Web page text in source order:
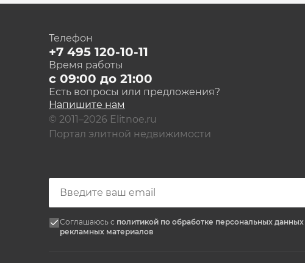
Телефон
+7 495 120-10-11
Время работы
с 09:00 до 21:00
Есть вопросы или предложения?
Напишите нам
© 2011–2026 Elitnoe.ru
Портал элитной недвижимости
Соглашаюсь с политикой по обработке персональных данных
рекламных материалов